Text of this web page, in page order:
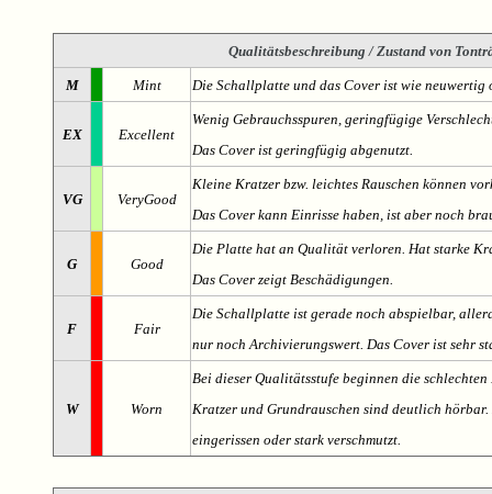
Qualitätsbeschreibung / Zustand von
M Mint Die Schallplatte und das Cover ist wie
EX Excellent
Wenig Gebrauchsspuren, geringfügige
Das Cover ist geringfügig abgenutzt.
VG VeryGood
Kleine Kratzer bzw. leichtes Rauschen können
Das Cover kann Einrisse haben, ist aber noch
G Good
Die Platte hat an Qualität verloren. Hat starke
Das Cover zeigt Beschädigungen.
F Fair
Die Schallplatte ist gerade noch abspielbar,
nur noch Archivierungswert. Das Cover ist sehr
W Worn
Bei dieser Qualitätsstufe beginnen die
Kratzer und Grundrauschen sind deutlich
eingerissen oder stark verschmutzt.